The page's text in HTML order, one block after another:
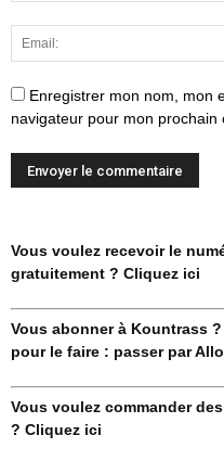
Enregistrer mon nom, mon
navigateur pour mon prochain
Vous voulez recevoir le
gratuitement ? Cliquez ici
Vous abonner à Kountrass
pour le faire : passer par
Vous voulez commander
? Cliquez ici